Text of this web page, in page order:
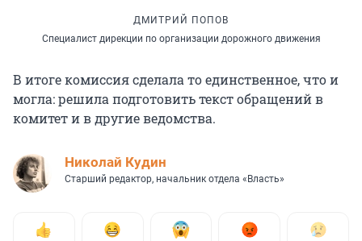
ДМИТРИЙ ПОПОВ
Cпециалист дирекции по организации дорожного движения
В итоге комиссия сделала то единственное, что и
могла: решила подготовить текст обращений в
комитет и в другие ведомства.
Николай Кудин
Старший редактор, начальник отдела «Власть»